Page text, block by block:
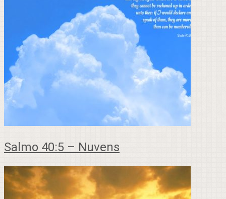
Salmo 40:5 – Nuvens